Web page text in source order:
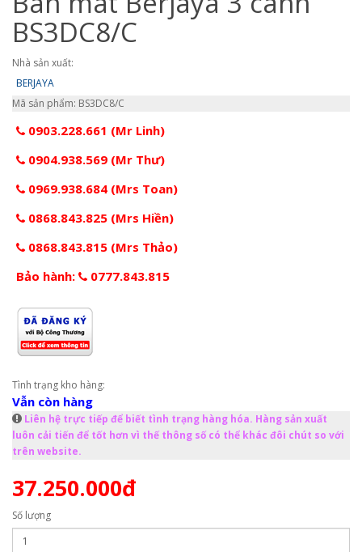
BS3DC8/C
Nhà sản xuất:
BERJAYA
Mã sản phẩm: BS3DC8/C
0903.228.661 (Mr Linh)
0904.938.569 (Mr Thư)
0969.938.684 (Mrs Toan)
0868.843.825 (Mrs Hiền)
0868.843.815 (Mrs Thảo)
Bảo hành:
0777.843.815
Tình trạng kho hàng:
Vẫn còn hàng
Liên hệ trực tiếp để biết tình trạng hàng hóa. Hàng sản xuất
luôn cải tiến để tốt hơn vì thế thông số có thể khác đôi chút so với
trên website.
37.250.000đ
Số lượng